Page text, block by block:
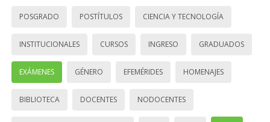
POSGRADO POSTÍTULOS CIENCIA Y TECNOLOGÍA
INSTITUCIONALES CURSOS INGRESO GRADUADOS
EXÁMENES GÉNERO EFEMÉRIDES HOMENAJES
BIBLIOTECA DOCENTES NODOCENTES